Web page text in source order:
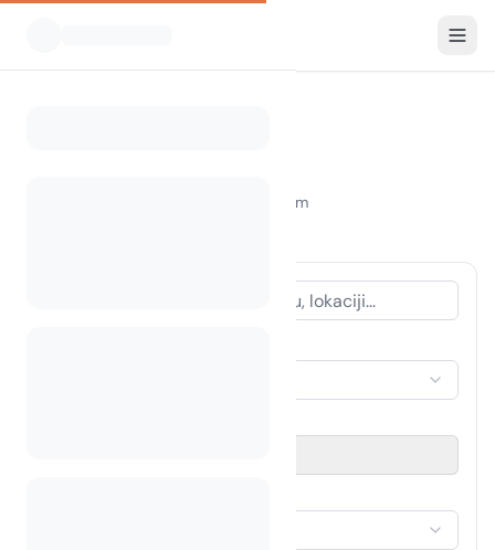
Prikazani kampovi u radijusu od 30 km